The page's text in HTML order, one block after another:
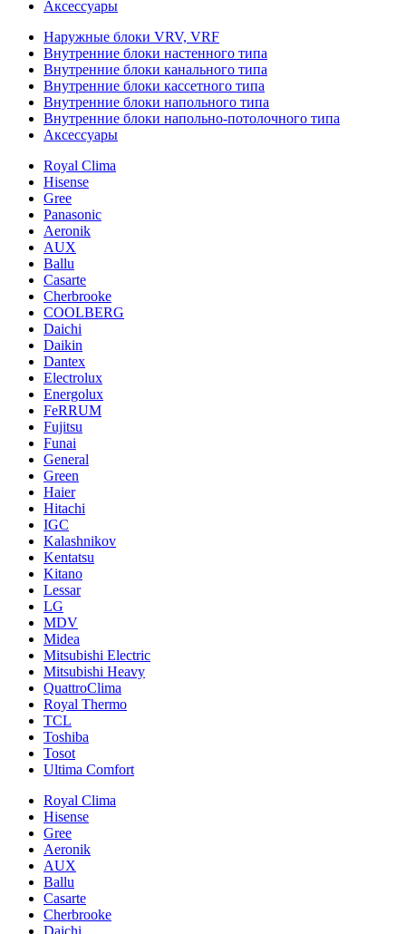
Аксессуары
Наружные блоки VRV, VRF
Внутренние блоки настенного типа
Внутренние блоки канального типа
Внутренние блоки кассетного типа
Внутренние блоки напольного типа
Внутренние блоки напольно-потолочного типа
Аксессуары
Royal Clima
Hisense
Gree
Panasonic
Aeronik
AUX
Ballu
Casarte
Cherbrooke
COOLBERG
Daichi
Daikin
Dantex
Electrolux
Energolux
FeRRUM
Fujitsu
Funai
General
Green
Haier
Hitachi
IGC
Kalashnikov
Kentatsu
Kitano
Lessar
LG
MDV
Midea
Mitsubishi Electric
Mitsubishi Heavy
QuattroClima
Royal Thermo
TCL
Toshiba
Tosot
Ultima Comfort
Royal Clima
Hisense
Gree
Aeronik
AUX
Ballu
Casarte
Cherbrooke
Daichi